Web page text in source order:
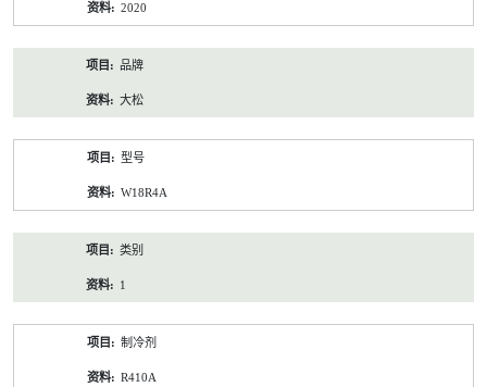
2020
品牌
大松
型号
W18R4A
类别
1
制冷剂
R410A